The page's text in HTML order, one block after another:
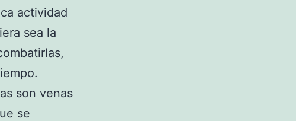
actividad
sea la
son venas
se